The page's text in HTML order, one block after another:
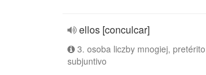
ellos [conculcar]
3. osoba liczby mnogiej,
subjuntivo